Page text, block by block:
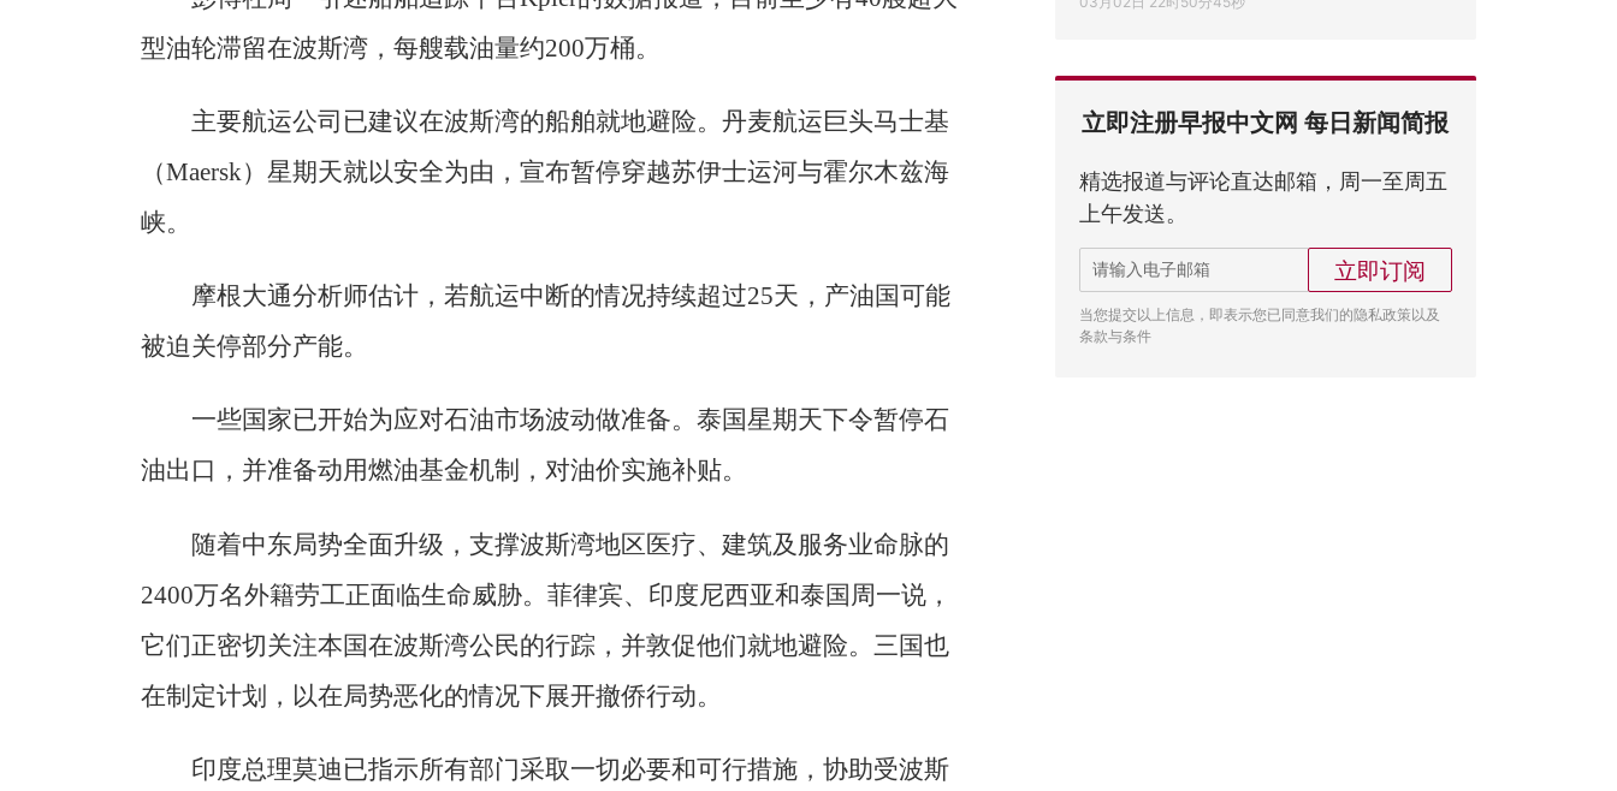
型油轮滞留在波斯湾，每艘载油量约200万桶。
主要航运公司已建议在波斯湾的船舶就地避险。丹麦航运巨头马士基
（Maersk）星期天就以安全为由，宣布暂停穿越苏伊士运河与霍尔木兹海
峡。
摩根大通分析师估计，若航运中断的情况持续超过25天，产油国可能
被迫关停部分产能。
一些国家已开始为应对石油市场波动做准备。泰国星期天下令暂停石
油出口，并准备动用燃油基金机制，对油价实施补贴。
随着中东局势全面升级，支撑波斯湾地区医疗、建筑及服务业命脉的
2400万名外籍劳工正面临生命威胁。菲律宾、印度尼西亚和泰国周一说，
它们正密切关注本国在波斯湾公民的行踪，并敦促他们就地避险。三国也
在制定计划，以在局势恶化的情况下展开撤侨行动。
印度总理莫迪已指示所有部门采取一切必要和可行措施，协助受波斯
立即注册早报中文网 每日新闻简报
精选报道与评论直达邮箱，周一至周五
上午发送。
立即订阅
当您提交以上信息，即表示您已同意我们的隐私政策以及
条款与条件